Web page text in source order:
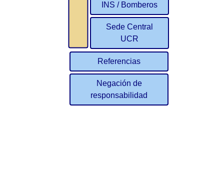
INS / Bomberos
Sede Central
UCR
Referencias
Negación de
responsabilidad